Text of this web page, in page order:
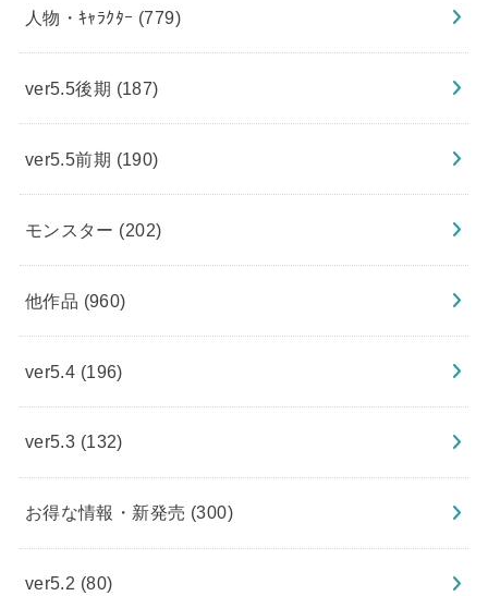
人物・ｷｬﾗｸﾀｰ (779)
ver5.5後期 (187)
ver5.5前期 (190)
モンスター (202)
他作品 (960)
ver5.4 (196)
ver5.3 (132)
お得な情報・新発売 (300)
ver5.2 (80)